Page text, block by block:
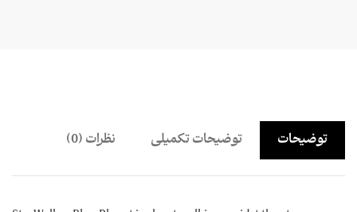
توضیحات توضیحات تکمیلی نظرات (0)